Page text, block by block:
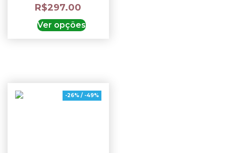
R$297.00
Ver opções
-26% / -49%